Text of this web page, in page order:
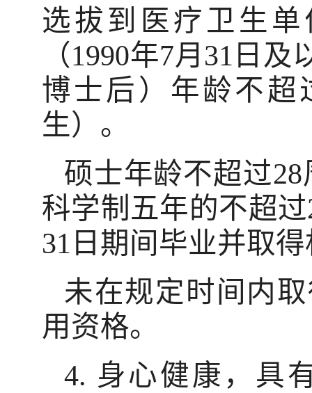
选拔到医疗卫生
（1990年7月31日
博士后）年龄不超
生）。
硕士年龄不超过
科学制五年的不超
31日期间毕业并取
未在规定时间内
用资格。
4. 身心健康，具